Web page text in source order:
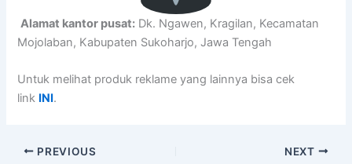
Alamat kantor pusat: Dk. Ngawen, Kragilan, Kecamatan
Mojolaban, Kabupaten Sukoharjo, Jawa Tengah
Untuk melihat produk reklame yang lainnya bisa cek
link INI.
PREVIOUS NEXT